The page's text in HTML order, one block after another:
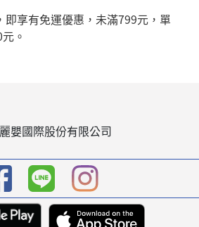
即享有免運優惠，未滿799元，單
。
麗嬰國際股份有限公司